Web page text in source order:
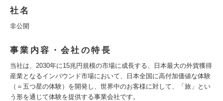
社名
非公開
事業内容・会社の特長
当社は、2030年に15兆円規模の市場に成長する、日本最大の外貨獲得
産業となるインバウンド市場において、日本全国に高付加価値な体験
（＝五つ星の体験）を開発し、世界中のお客様に対して、「旅」とい
う形を通じて体験を提供する事業会社です。